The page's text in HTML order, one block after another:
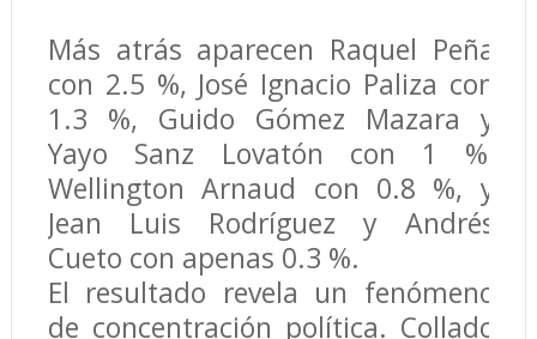
Más atrás aparecen Raquel Peña
con 2.5 %, José Ignacio Paliza con
1.3 %, Guido Gómez Mazara y
Yayo Sanz Lovatón con 1 %,
Wellington Arnaud con 0.8 %, y
Jean Luis Rodríguez y Andrés
Cueto con apenas 0.3 %.
El resultado revela un fenómeno
de concentración política. Collado